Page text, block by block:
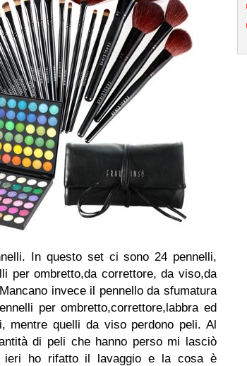
In questo set ci sono 24 pennelli,
per ombretto,da correttore, da viso,da
invece il pennello da sfumatura
per ombretto,correttore,labbra ed
mentre quelli da viso perdono peli. Al
di peli che hanno perso mi lasciò
ho rifatto il lavaggio e la cosa è